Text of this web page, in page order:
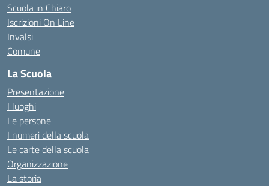
Scuola in Chiaro
Iscrizioni On Line
Invalsi
Comune
La Scuola
Presentazione
I luoghi
Le persone
I numeri della scuola
Le carte della scuola
Organizzazione
La storia